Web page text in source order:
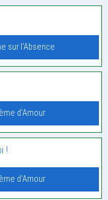
sur l'Absence
d'Amour
!
d'Amour